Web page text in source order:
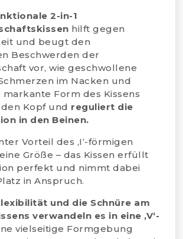
2-in-1
hilft gegen
und beugt den
Beschwerden der
vor, wie geschwollene
im Nacken und
markante Form des Kissens
Kopf und reguliert die
in den Beinen.
Vorteil des ‚I‘-förmigen
Größe – das Kissen erfüllt
perfekt und nimmt dabei
in Anspruch.
und die Schnüre am
verwandeln es in eine ‚V‘-
vielseitige Formgebung